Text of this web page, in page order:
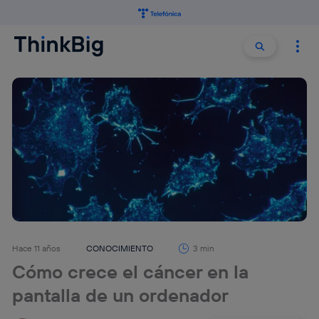
Buscar
Hace 11 años CONOCIMIENTO 3 min
Cómo crece el cáncer en la
pantalla de un ordenador